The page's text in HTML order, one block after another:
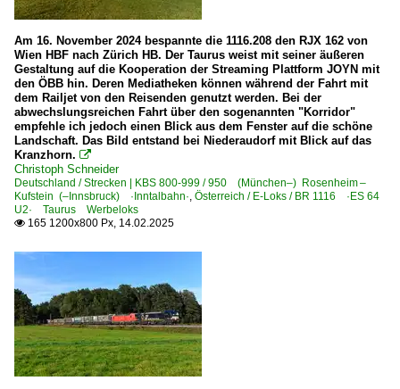
Am 16. November 2024 bespannte die 1116.208 den RJX 162 von
Wien HBF nach Zürich HB. Der Taurus weist mit seiner äußeren
Gestaltung auf die Kooperation der Streaming Plattform JOYN mit
den ÖBB hin. Deren Mediatheken können während der Fahrt mit
dem Railjet von den Reisenden genutzt werden. Bei der
abwechslungsreichen Fahrt über den sogenannten "Korridor"
empfehle ich jedoch einen Blick aus dem Fenster auf die schöne
Landschaft. Das Bild entstand bei Niederaudorf mit Blick auf das
Kranzhorn. 
Christoph Schneider
Deutschland / Strecken | KBS 800-999 / 950 (München–) Rosenheim –
Kufstein (–Innsbruck) ·Inntalbahn·, Österreich / E-Loks / BR 1116 ·ES 64
U2· Taurus Werbeloks
 165 1200x800 Px, 14.02.2025